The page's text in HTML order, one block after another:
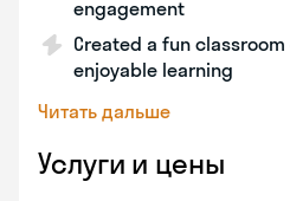
engagement
Created a fun
enjoyable learning
Читать дальше
Услуги и цены